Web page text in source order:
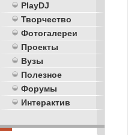
PlayDJ
Творчество
Фотогалереи
Проекты
Вузы
Полезное
Форумы
Интерактив